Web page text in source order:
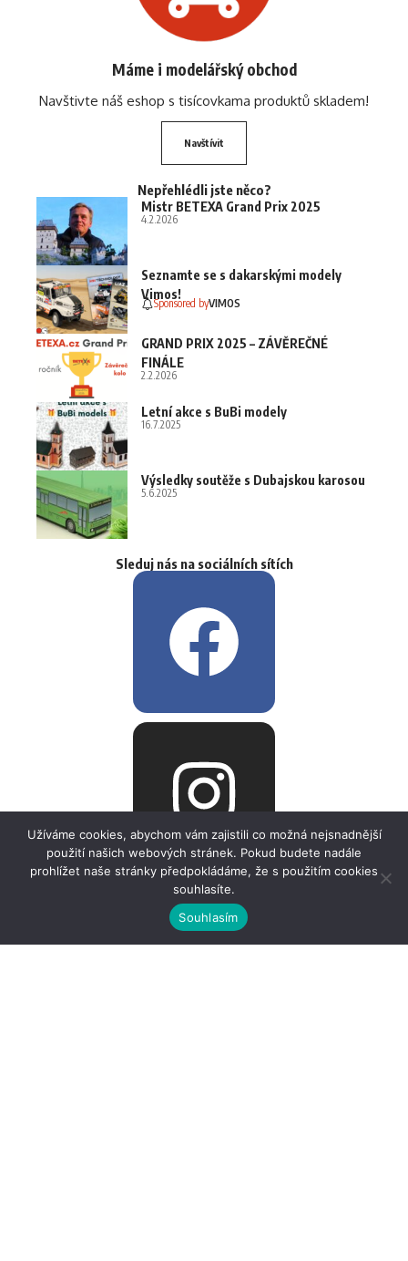
Máme i modelářský obchod
Navštivte náš eshop s tisícovkama produktů skladem!
Navštívit
Nepřehlédli jste něco?
Mistr BETEXA Grand Prix 2025
4.2.2026
Seznamte se s dakarskými modely
Vimos!
Sponsored byVIMOS
GRAND PRIX 2025 – ZÁVĚREČNÉ
FINÁLE
2.2.2026
Letní akce s BuBi modely
16.7.2025
Výsledky soutěže s Dubajskou karosou
5.6.2025
Sleduj nás na sociálních sítích
Užíváme cookies, abychom vám zajistili co možná nejsnadnější
použití našich webových stránek. Pokud budete nadále
prohlížet naše stránky předpokládáme, že s použitím cookies
souhlasíte.
Souhlasím